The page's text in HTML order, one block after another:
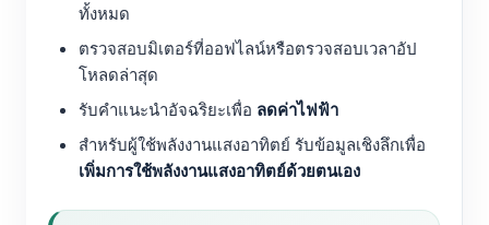
ทั้งหมด
ตรวจสอบมิเตอร์ที่ออฟไลน์หรือตรวจสอบเวลาอัป
โหลดล่าสุด
รับคำแนะนำอัจฉริยะเพื่อ ลดค่าไฟฟ้า
สำหรับผู้ใช้พลังงานแสงอาทิตย์ รับข้อมูลเชิงลึกเพื่อ
เพิ่มการใช้พลังงานแสงอาทิตย์ด้วยตนเอง